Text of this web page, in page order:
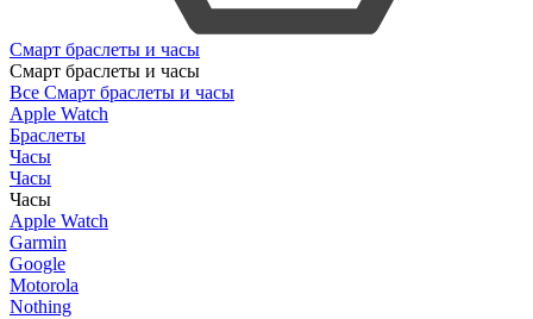
Смарт браслеты и часы
Смарт браслеты и часы
Все Смарт браслеты и часы
Apple Watch
Браслеты
Часы
Часы
Часы
Apple Watch
Garmin
Google
Motorola
Nothing